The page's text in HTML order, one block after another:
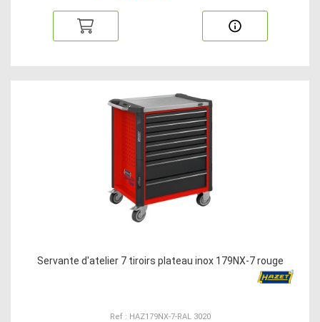
Servante d'atelier 7 tiroirs plateau inox 179NX-7 rouge
Ref : HAZ179NX-7-RAL 3020